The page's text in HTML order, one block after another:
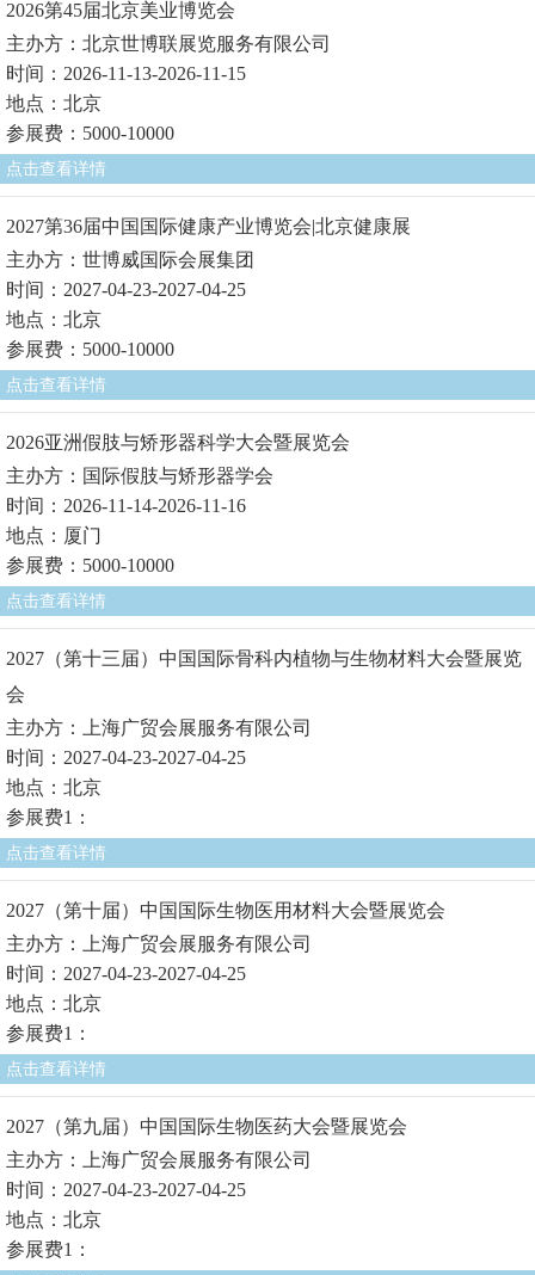
2026第45届北京美业博览会
主办方：北京世博联展览服务有限公司
时间：2026-11-13-2026-11-15
地点：北京
参展费：5000-10000
点击查看详情
2027第36届中国国际健康产业博览会|北京健康展
主办方：世博威国际会展集团
时间：2027-04-23-2027-04-25
地点：北京
参展费：5000-10000
点击查看详情
2026亚洲假肢与矫形器科学大会暨展览会
主办方：国际假肢与矫形器学会
时间：2026-11-14-2026-11-16
地点：厦门
参展费：5000-10000
点击查看详情
2027（第十三届）中国国际骨科内植物与生物材料大会暨展览
会
主办方：上海广贸会展服务有限公司
时间：2027-04-23-2027-04-25
地点：北京
参展费1：
点击查看详情
2027（第十届）中国国际生物医用材料大会暨展览会
主办方：上海广贸会展服务有限公司
时间：2027-04-23-2027-04-25
地点：北京
参展费1：
点击查看详情
2027（第九届）中国国际生物医药大会暨展览会
主办方：上海广贸会展服务有限公司
时间：2027-04-23-2027-04-25
地点：北京
参展费1：